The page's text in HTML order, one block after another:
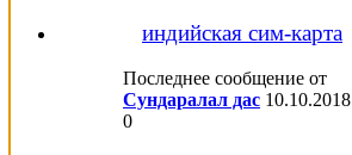
индийская сим-карта
Последнее сообщение от
Сундаралал дас 10.10.2018
0